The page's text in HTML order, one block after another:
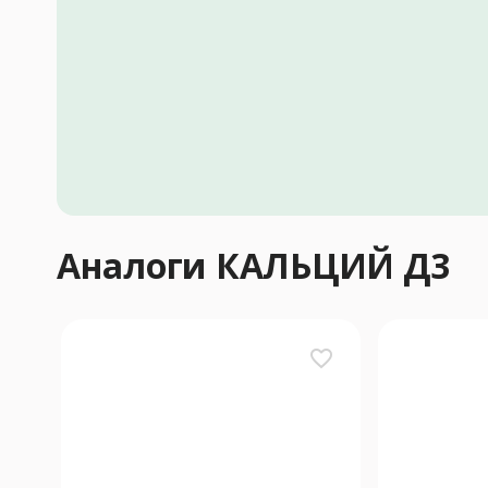
Аналоги КАЛЬЦИЙ Д3
favorite_border